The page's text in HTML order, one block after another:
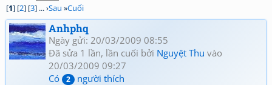
[1] [2] [3] ... ›Sau »Cuối
Anhphq
Ngày gửi: 20/03/2009 08:55
Đã sửa 1 lần, lần cuối bởi Nguyệt Thu vào
20/03/2009 09:27
Có
2 người thích